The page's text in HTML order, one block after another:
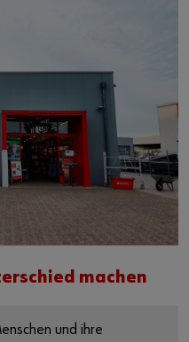
machen
und ihre